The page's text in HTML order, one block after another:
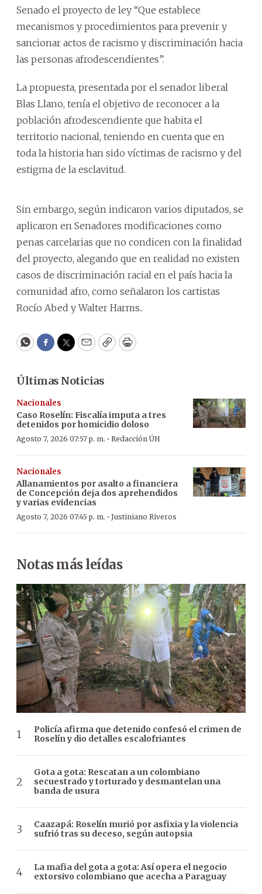
Senado el proyecto de ley “Que establece
mecanismos y procedimientos para prevenir y
sancionar actos de racismo y discriminación hacia
las personas afrodescendientes”.
La propuesta, presentada por el senador liberal
Blas Llano, tenía el objetivo de reconocer a la
población afrodescendiente que habita el
territorio nacional, teniendo en cuenta que en
toda la historia han sido víctimas de racismo y del
estigma de la esclavitud.
Sin embargo, según indicaron varios diputados, se
aplicaron en Senadores modificaciones como
penas carcelarias que no condicen con la finalidad
del proyecto, alegando que en realidad no existen
casos de discriminación racial en el país hacia la
comunidad afro, como señalaron los cartistas
Rocío Abed y Walter Harms..
WhatsApp
Facebook
Twitter
EmailCopyPrint
Últimas Noticias
Nacionales
Caso Roselín: Fiscalía imputa a tres
detenidos por homicidio doloso
Agosto 7, 2026 07:57 p. m. · Redacción ÚH
Nacionales
Allanamientos por asalto a financiera
de Concepción deja dos aprehendidos
y varias evidencias
Agosto 7, 2026 07:45 p. m. · Justiniano Riveros
Notas más leídas
Policía afirma que detenido confesó el crimen de
Roselín y dio detalles escalofriantes
Gota a gota: Rescatan a un colombiano
secuestrado y torturado y desmantelan una
banda de usura
Caazapá: Roselín murió por asfixia y la violencia
sufrió tras su deceso, según autopsia
La mafia del gota a gota: Así opera el negocio
extorsivo colombiano que acecha a Paraguay